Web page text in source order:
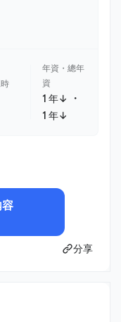
年資・總年
資
1 年↓ ・
1 年↓
分享